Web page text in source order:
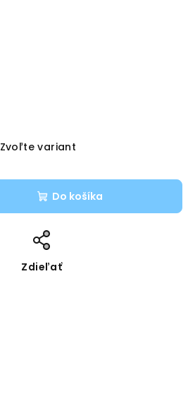
Zvoľte variant
Do košíka
Zdieľať